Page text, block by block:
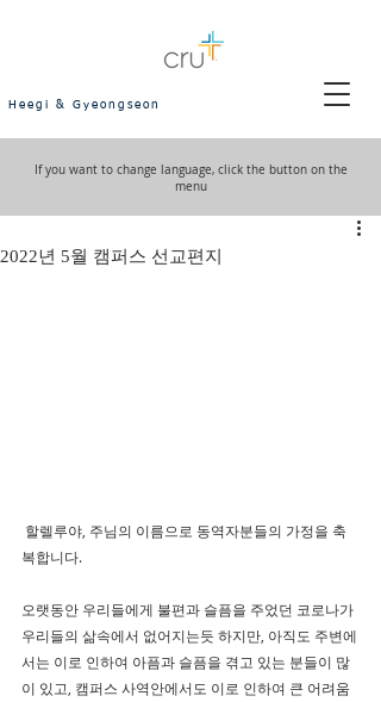
Heegi & Gyeongseon
If you want to change language, click the button on the
menu
2022년 5월 캠퍼스 선교편지
복합니다.
오랫동안 우리들에게 불편과 슬픔을 주었던 코로나가
우리들의 삶속에서 없어지는듯 하지만, 아직도 주변에
서는 이로 인하여 아픔과 슬픔을 겪고 있는 분들이 많
이 있고, 캠퍼스 사역안에서도 이로 인하여 큰 어려움